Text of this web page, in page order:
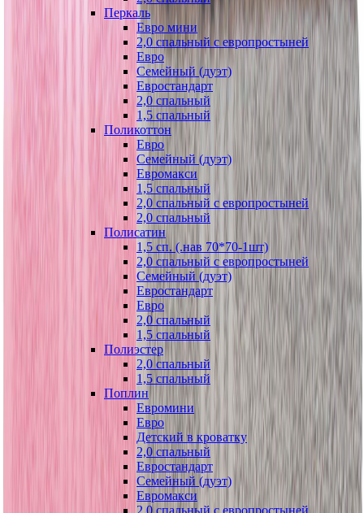
Перкаль
Евро мини
2,0 спальный с европростыней
Евро
Семейный (дуэт)
Евростандарт
2,0 спальный
1,5 спальный
Поликоттон
Евро
Семейный (дуэт)
Евромакси
1,5 спальный
2,0 спальный с европростыней
2,0 спальный
Полисатин
1,5 сп. (.нав 70*70-1шт)
2,0 спальный с европростыней
Семейный (дуэт)
Евростандарт
Евро
2,0 спальный
1,5 спальный
Полиэстер
2,0 спальный
1,5 спальный
Поплин
Евромини
Евро
Детский в кроватку
2,0 спальный
Евростандарт
Семейный (дуэт)
Евромакси